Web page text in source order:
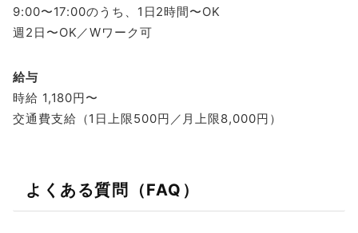
9:00〜17:00のうち、1日2時間〜OK
週2日〜OK／Wワーク可
給与
時給 1,180円〜
交通費支給（1日上限500円／月上限8,000円）
よくある質問（FAQ）